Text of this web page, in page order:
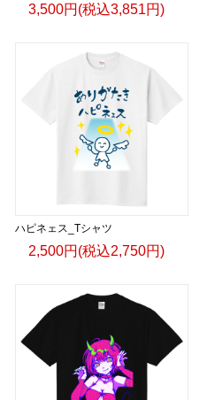
3,500円(税込3,851円)
ハピネェス_Tシャツ
2,500円(税込2,750円)